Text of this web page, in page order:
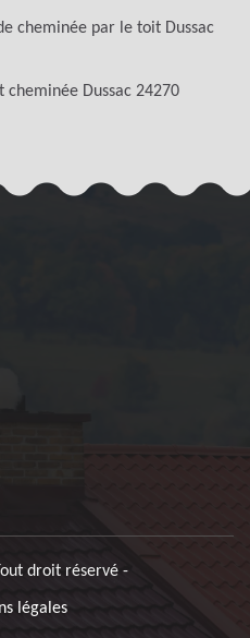
cheminée par le toit Dussac
Dussac 24270
droit réservé -
légales